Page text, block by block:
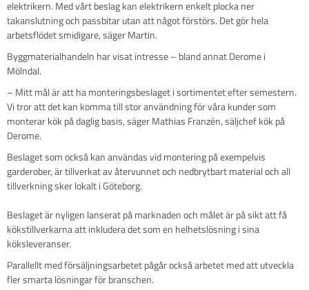
elektrikern. Med vårt beslag kan elektrikern enkelt plocka ner
takanslutning och passbitar utan att något förstörs. Det gör hela
arbetsflödet smidigare, säger Martin.
Byggmaterialhandeln har visat intresse – bland annat Derome i
Mölndal.
– Mitt mål är att ha monteringsbeslaget i sortimentet efter semestern.
Vi tror att det kan komma till stor användning för våra kunder som
monterar kök på daglig basis, säger Mathias Franzén, säljchef kök på
Derome.
Beslaget som också kan användas vid montering på exempelvis
garderober, är tillverkat av återvunnet och nedbrytbart material och all
tillverkning sker lokalt i Göteborg.
Beslaget är nyligen lanserat på marknaden och målet är på sikt att få
kökstillverkarna att inkludera det som en helhetslösning i sina
köksleveranser.
Parallellt med försäljningsarbetet pågår också arbetet med att utveckla
fler smarta lösningar för branschen.